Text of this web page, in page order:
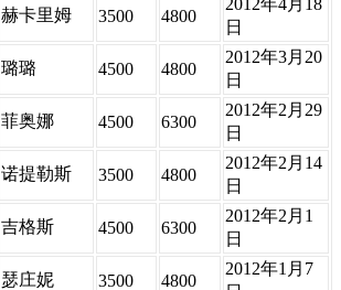
赫卡里姆 3500 4800
2012年4月18
日
璐璐 4500 4800
2012年3月20
日
菲奥娜 4500 6300
2012年2月29
日
诺提勒斯 3500 4800
2012年2月14
日
吉格斯 4500 6300
2012年2月1
日
瑟庄妮 3500 4800
2012年1月7